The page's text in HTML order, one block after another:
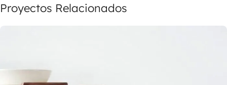
Proyectos Relacionados